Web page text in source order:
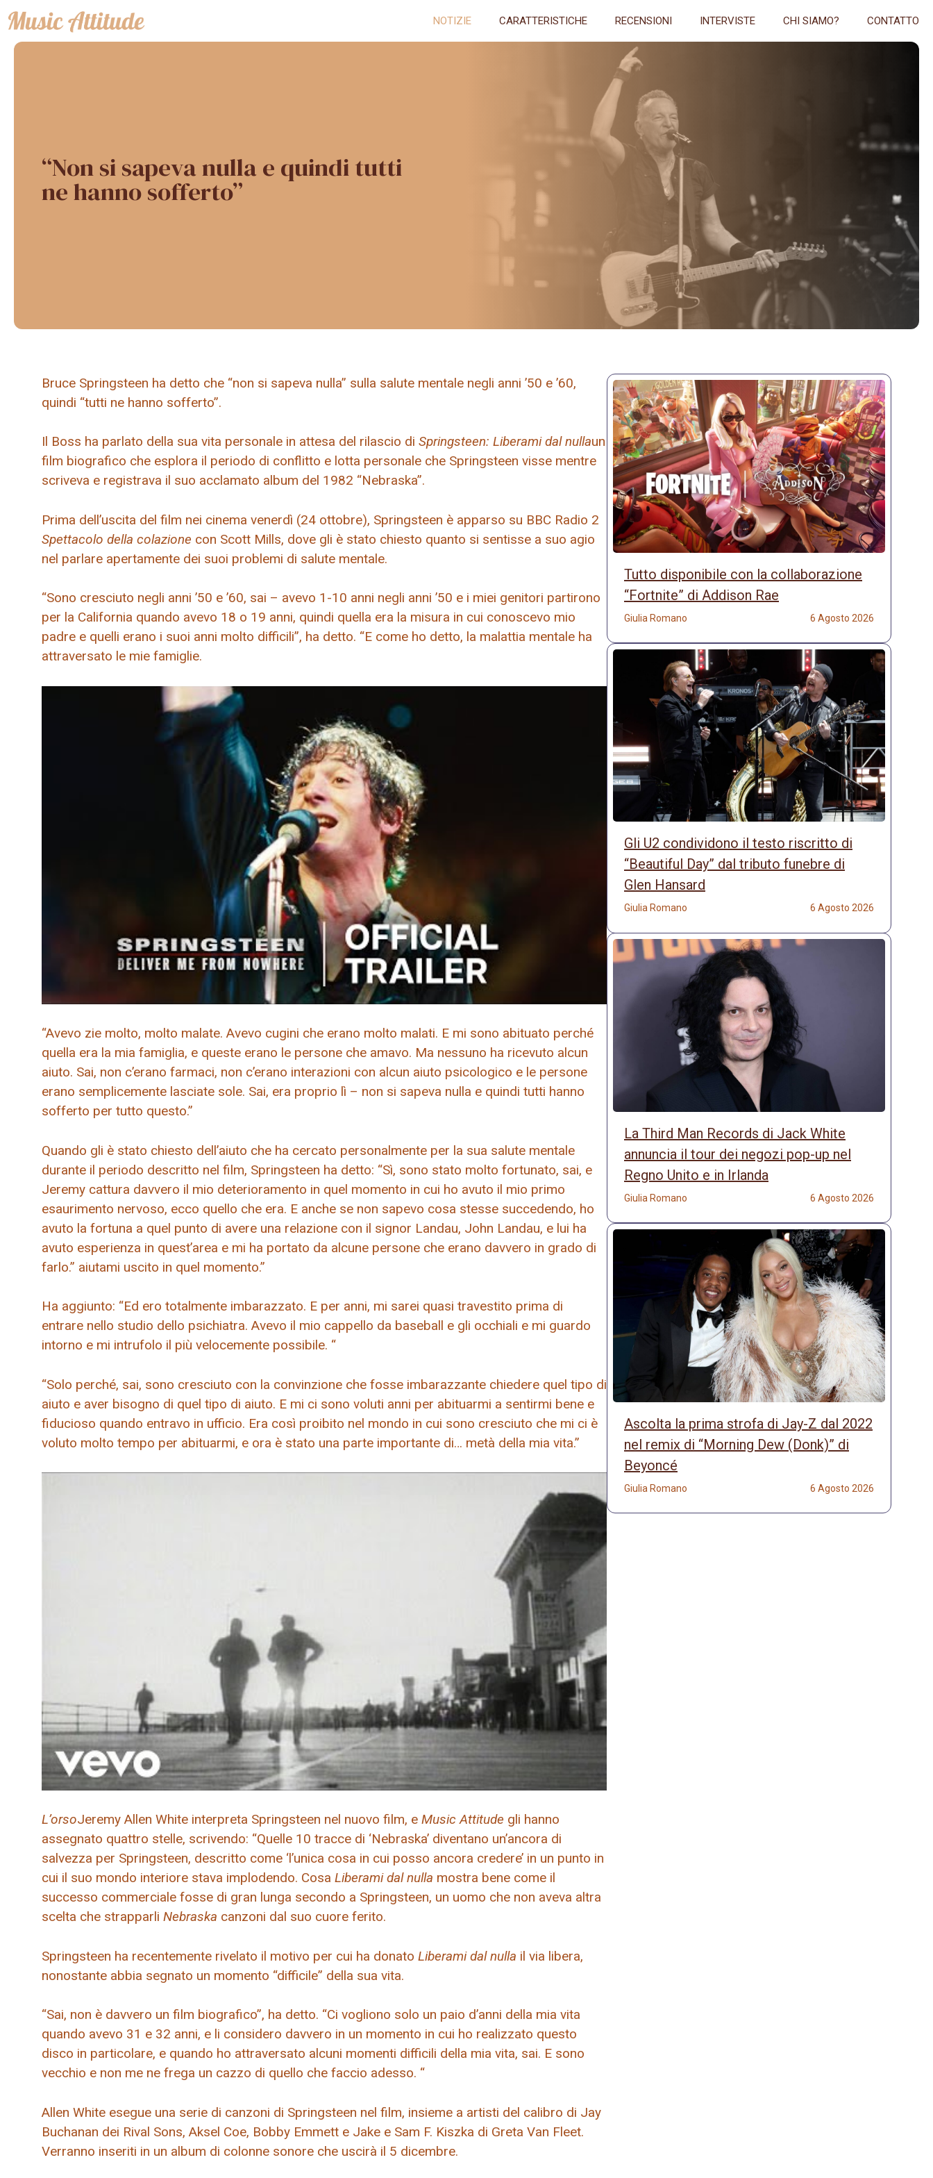
Vai
al
contenuto
NOTIZIE CARATTERISTICHE RECENSIONI INTERVISTE CHI SIAMO? CONTATTO
“Non si sapeva nulla e quindi tutti
ne hanno sofferto”
Bruce Springsteen ha detto che “non si sapeva nulla” sulla salute mentale negli anni ’50 e ’60,
quindi “tutti ne hanno sofferto”.
Il Boss ha parlato della sua vita personale in attesa del rilascio di Springsteen: Liberami dal nullaun
film biografico che esplora il periodo di conflitto e lotta personale che Springsteen visse mentre
scriveva e registrava il suo acclamato album del 1982 “Nebraska”.
Prima dell’uscita del film nei cinema venerdì (24 ottobre), Springsteen è apparso su BBC Radio 2
Spettacolo della colazione con Scott Mills, dove gli è stato chiesto quanto si sentisse a suo agio
nel parlare apertamente dei suoi problemi di salute mentale.
“Sono cresciuto negli anni ’50 e ’60, sai – avevo 1-10 anni negli anni ’50 e i miei genitori partirono
per la California quando avevo 18 o 19 anni, quindi quella era la misura in cui conoscevo mio
padre e quelli erano i suoi anni molto difficili”, ha detto. “E come ho detto, la malattia mentale ha
attraversato le mie famiglie.
“Avevo zie molto, molto malate. Avevo cugini che erano molto malati. E mi sono abituato perché
quella era la mia famiglia, e queste erano le persone che amavo. Ma nessuno ha ricevuto alcun
aiuto. Sai, non c’erano farmaci, non c’erano interazioni con alcun aiuto psicologico e le persone
erano semplicemente lasciate sole. Sai, era proprio lì – non si sapeva nulla e quindi tutti hanno
sofferto per tutto questo.”
Quando gli è stato chiesto dell’aiuto che ha cercato personalmente per la sua salute mentale
durante il periodo descritto nel film, Springsteen ha detto: “Sì, sono stato molto fortunato, sai, e
Jeremy cattura davvero il mio deterioramento in quel momento in cui ho avuto il mio primo
esaurimento nervoso, ecco quello che era. E anche se non sapevo cosa stesse succedendo, ho
avuto la fortuna a quel punto di avere una relazione con il signor Landau, John Landau, e lui ha
avuto esperienza in quest’area e mi ha portato da alcune persone che erano davvero in grado di
farlo.” aiutami uscito in quel momento.”
Ha aggiunto: “Ed ero totalmente imbarazzato. E per anni, mi sarei quasi travestito prima di
entrare nello studio dello psichiatra. Avevo il mio cappello da baseball e gli occhiali e mi guardo
intorno e mi intrufolo il più velocemente possibile. “
“Solo perché, sai, sono cresciuto con la convinzione che fosse imbarazzante chiedere quel tipo di
aiuto e aver bisogno di quel tipo di aiuto. E mi ci sono voluti anni per abituarmi a sentirmi bene e
fiducioso quando entravo in ufficio. Era così proibito nel mondo in cui sono cresciuto che mi ci è
voluto molto tempo per abituarmi, e ora è stato una parte importante di… metà della mia vita.”
L’orsoJeremy Allen White interpreta Springsteen nel nuovo film, e Music Attitude gli hanno
assegnato quattro stelle, scrivendo: “Quelle 10 tracce di ‘Nebraska’ diventano un’ancora di
salvezza per Springsteen, descritto come ‘l’unica cosa in cui posso ancora credere’ in un punto in
cui il suo mondo interiore stava implodendo. Cosa Liberami dal nulla mostra bene come il
successo commerciale fosse di gran lunga secondo a Springsteen, un uomo che non aveva altra
scelta che strapparli Nebraska canzoni dal suo cuore ferito.
Springsteen ha recentemente rivelato il motivo per cui ha donato Liberami dal nulla il via libera,
nonostante abbia segnato un momento “difficile” della sua vita.
“Sai, non è davvero un film biografico”, ha detto. “Ci vogliono solo un paio d’anni della mia vita
quando avevo 31 e 32 anni, e li considero davvero in un momento in cui ho realizzato questo
disco in particolare, e quando ho attraversato alcuni momenti difficili della mia vita, sai. E sono
vecchio e non me ne frega un cazzo di quello che faccio adesso. “
Allen White esegue una serie di canzoni di Springsteen nel film, insieme a artisti del calibro di Jay
Buchanan dei Rival Sons, Aksel Coe, Bobby Emmett e Jake e Sam F. Kiszka di Greta Van Fleet.
Verranno inseriti in un album di colonne sonore che uscirà il 5 dicembre.
Tutto disponibile con la collaborazione
“Fortnite” di Addison Rae
Giulia Romano 6 Agosto 2026
Gli U2 condividono il testo riscritto di
“Beautiful Day” dal tributo funebre di
Glen Hansard
Giulia Romano 6 Agosto 2026
La Third Man Records di Jack White
annuncia il tour dei negozi pop-up nel
Regno Unito e in Irlanda
Giulia Romano 6 Agosto 2026
Ascolta la prima strofa di Jay-Z dal 2022
nel remix di “Morning Dew (Donk)” di
Beyoncé
Giulia Romano 6 Agosto 2026